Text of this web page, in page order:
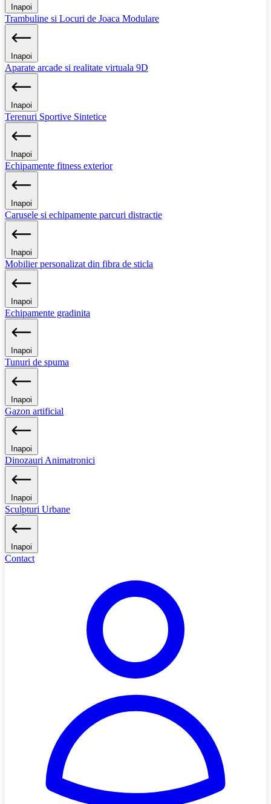
Inapoi
Trambuline si Locuri de Joaca Modulare
Inapoi
Aparate arcade si realitate virtuala 9D
Inapoi
Terenuri Sportive Sintetice
Inapoi
Echipamente fitness exterior
Inapoi
Carusele si echipamente parcuri distractie
Inapoi
Mobilier personalizat din fibra de sticla
Inapoi
Echipamente gradinita
Inapoi
Tunuri de spuma
Inapoi
Gazon artificial
Inapoi
Dinozauri Animatronici
Inapoi
Sculpturi Urbane
Inapoi
Contact